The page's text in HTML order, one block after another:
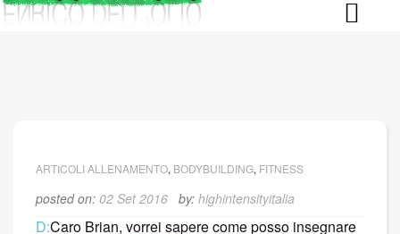
Skip
ARTICOLI ALLENAMENTO, BODYBUILDING, FITNESS
posted on: 02 Set 2016 by: highintensityitalia
D:Caro Brian, vorrei sapere come posso insegnare